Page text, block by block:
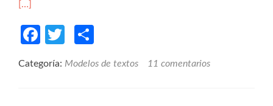
[…]
Facebook
Twitter
Categoría: Modelos de textos 11 comentarios